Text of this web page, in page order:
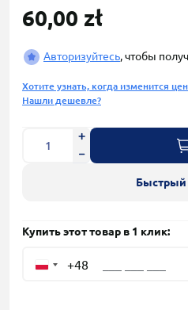
60,00 zł
Авторизуйтесь, чтобы
Хотите узнать, когда изменится
Нашли дешевле?
Быстрый
Купить этот товар в 1 клик:
+48